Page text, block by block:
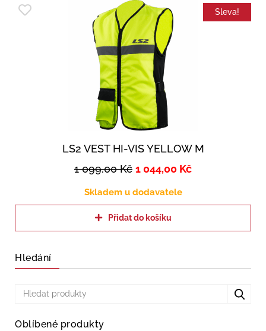
Sleva!
LS2 VEST HI-VIS YELLOW M
1 099,00Kč 1 044,00 Kč
Skladem u dodavatele
Přidat do košíku
Hledání
Oblíbené produkty